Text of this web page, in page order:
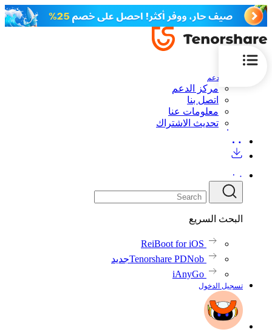
الدعم
مركز الدعم
اتصل بنا
معلومات عنا
تحديث الاشتراك
البحث السريع
ReiBoot for iOS
Tenorshare PDNobجديد
iAnyGo
تسجيل الدخول